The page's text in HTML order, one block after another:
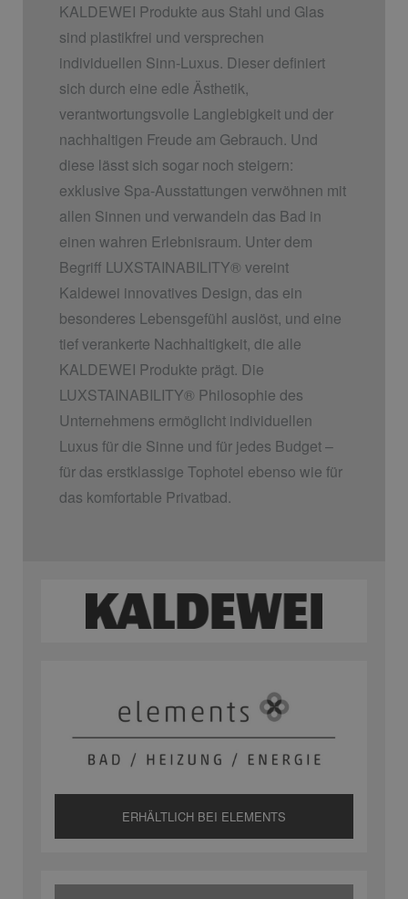
KALDEWEI Produkte aus Stahl und Glas
sind plastikfrei und versprechen
individuellen Sinn-Luxus. Dieser definiert
sich durch eine edle Ästhetik,
verantwortungsvolle Langlebigkeit und der
nachhaltigen Freude am Gebrauch. Und
diese lässt sich sogar noch steigern:
exklusive Spa-Ausstattungen verwöhnen mit
allen Sinnen und verwandeln das Bad in
einen wahren Erlebnisraum. Unter dem
Begriff LUXSTAINABILITY® vereint
Kaldewei innovatives Design, das ein
besonderes Lebensgefühl auslöst, und eine
tief verankerte Nachhaltigkeit, die alle
KALDEWEI Produkte prägt. Die
LUXSTAINABILITY® Philosophie des
Unternehmens ermöglicht individuellen
Luxus für die Sinne und für jedes Budget –
für das erstklassige Tophotel ebenso wie für
das komfortable Privatbad.
ERHÄLTLICH BEI ELEMENTS